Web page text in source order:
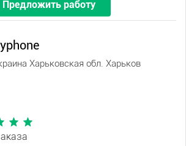
Предложить работу
Харьковская обл. Харьков